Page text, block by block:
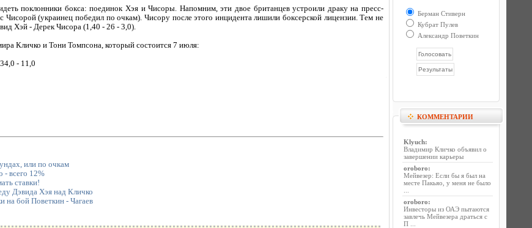
поклонники бокса: поединок Хэя и Чисоры. Напомним, эти двое британцев устроили драку на пресс-
Чисорой (украинец победил по очкам). Чисору после этого инцидента лишили боксерской лицензии. Тем не
Хэй - Дерек Чисора (1,40 - 26 - 3,0).
Кличко и Тони Томпсона, который состоится 7 июля:
- 11,0
или по очкам
- всего 12%
ставки!
Дэвида Хэя над Кличко
на бой Поветкин - Чагаев
Берман Стиверн
Кубрат Пулев
Александр Поветкин
КОММЕНТАРИИ
Klyuch:
Владимир Кличко объявил о
завершении карьеры
oroboro:
Мейвезер: Если бы я был на
месте Пакьяо, у меня не было
oroboro:
Инвесторы из ОАЭ пытаются
завлечь Мейвезера драться с
П ...